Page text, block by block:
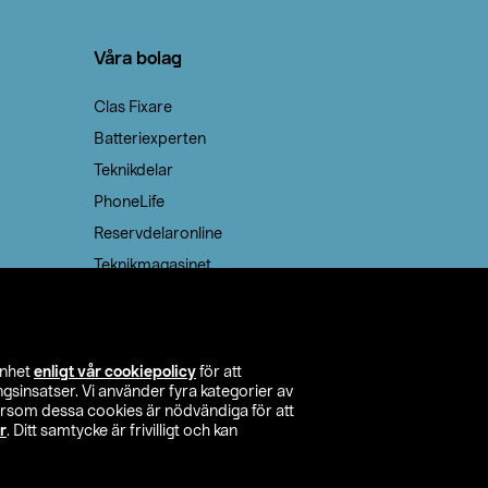
enligt vår cookiepolicy för att
Vi använder fyra kategorier av
dessa cookies är nödvändiga för att
. Ditt samtycke är frivilligt och kan
Våra bolag
Clas Fixare
Batteriexperten
Teknikdelar
PhoneLife
Reservdelaronline
Teknikmagasinet